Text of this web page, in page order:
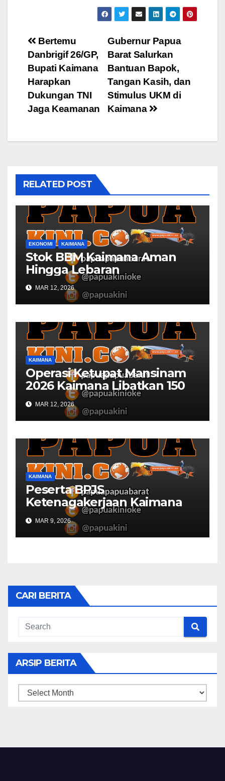
Post
navigation
Gubernur Papua
Barat Salurkan
Bantuan Bapok,
Tangan Kasih, dan
Stimulus UKM di
Kaimana
Bertemu
Danbrigif 26/GP,
Bupati Kaimana
Harapkan
Dukungan TNI
Jaga Keamanan
RELATED POST
EKONOMI KAIMANA
Stok BBM Kaimana Aman
Hingga Lebaran
MAR 12, 2026
KAIMANA
Operasi Ketupat Mansinam
2026 Kaimana Libatkan 150
Personil Gabungan
MAR 12, 2026
KAIMANA
Peserta BPJS
Ketenagakerjaan Kaimana
Berkurang 53 Persen di 2026
MAR 9, 2026
CARI BERITA
ARSIP BERITA
ARSIP